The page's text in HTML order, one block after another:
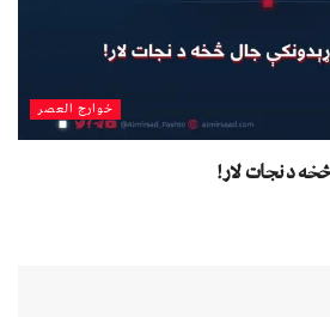
خوارج العصر
د نجات لار!